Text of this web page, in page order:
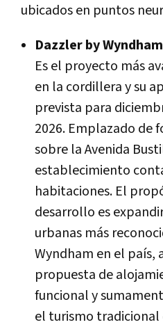
ubicados en puntos
Dazzler by
Es el proyecto más
en la cordillera y su
prevista para
2026. Emplazado de
sobre la Avenida
establecimiento
habitaciones. El
desarrollo es
urbanas más
Wyndham en el país,
propuesta de
funcional y
el turismo tradicional